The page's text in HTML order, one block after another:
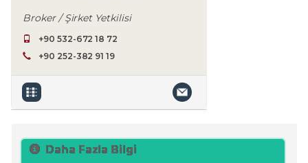
Broker / Şirket Yetkilisi
+90 532-672 18 72
+90 252-382 91 19
Daha Fazla Bilgi